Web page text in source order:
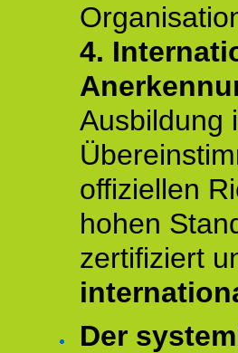
4.
Ausbildung
offiziellen
hohen
zertifiziert
Der